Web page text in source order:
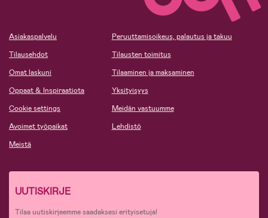
Asiakaspalvelu
Tilausehdot
Omat laskuni
Oppaat & Inspiraatiota
Cookie settings
Avoimet työpaikat
Meistä
Peruuttamisoikeus, palautus ja takuu
Tilausten toimitus
Tilaaminen ja maksaminen
Yksityisyys
Meidän vastuumme
Lehdistö
UUTISKIRJE
Tilaa uutiskirjeemme saadaksesi erityisetuja!